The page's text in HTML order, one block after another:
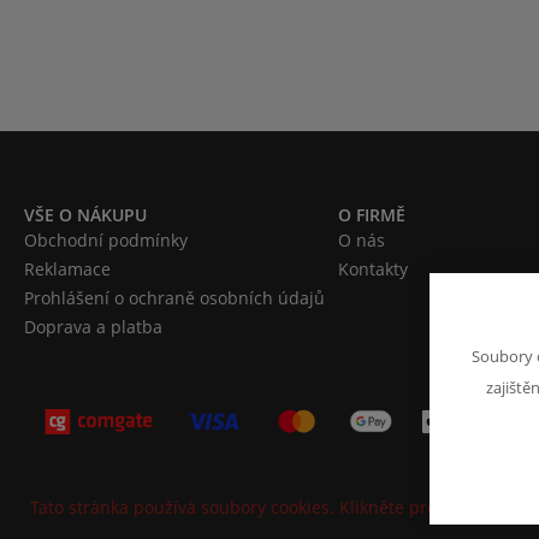
VŠE O NÁKUPU
Obchodní podmínky
Reklamace
Prohlášení o ochraně osobních údajů
Doprava a platba
O FIRMĚ
O nás
Kontakty
Tato stránka používá soubory cookies. Klikněte pro více
Soubory